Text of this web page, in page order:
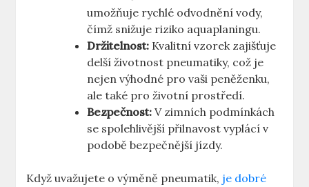
umožňuje rychlé odvodnění vody,
čímž snižuje riziko aquaplaningu.
Držitelnost: Kvalitní vzorek zajišťuje
delší životnost pneumatiky, což je
nejen výhodné pro vaši peněženku,
ale také pro životní prostředí.
Bezpečnost: V zimních podmínkách
se spolehlivější přilnavost vyplácí v
podobě bezpečnější jízdy.
Když uvažujete o výměně pneumatik, je dobré